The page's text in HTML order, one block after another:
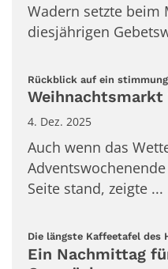
Wadern setzte beim
diesjährigen
Rückblick auf ein
Weihnachtsmarkt
4. Dez. 2025
Auch wenn das
Seite stand, zeigte ...
Die längste Kaffeetafel des
Ein Nachmittag